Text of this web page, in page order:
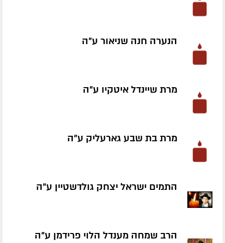
הנערה חנה שניאור ע״ה
מרת שיינדל איטקיו ע״ה
מרת בת שבע גארעליק ע״ה
התמים ישראל יצחק גולדשטיין ע״ה
הרב שמחה מענדל הלוי פרידמן ע״ה